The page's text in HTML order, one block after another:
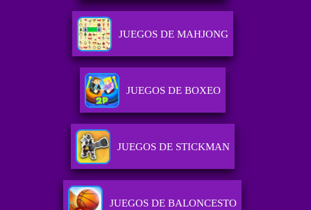
JUEGOS DE MAHJONG
JUEGOS DE BOXEO
JUEGOS DE STICKMAN
JUEGOS DE BALONCESTO